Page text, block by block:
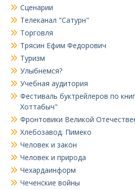
Сценарии
Телеканал "Сатурн"
Торговля
Трясин Ефим Федорович
Туризм
Улыбнемся?
Учебная аудитория
Фестиваль буктрейлеров по
Хоттабыч"
Фронтовики Великой
Хлебозавод. Пимеко
Человек и закон
Человек и природа
Чехардаинформ
Чеченские войны